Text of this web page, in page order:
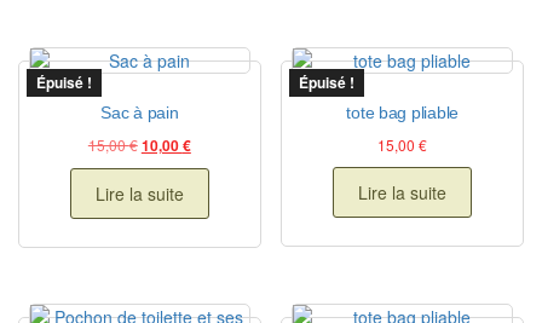
Épuisé !
Sac à pain
15,00€Le prix initial était : 15,00 €.
10,00€Le prix actuel est : 10,00 €.
Lire la suite
Épuisé !
tote bag pliable
15,00€
Lire la suite